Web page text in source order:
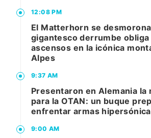
12:08 PM
El Matterhorn se
gigantesco derrumbe
ascensos en la icónica
Alpes
9:37 AM
Presentaron en Alemania la
para la OTAN: un buque
enfrentar armas
9:00 AM